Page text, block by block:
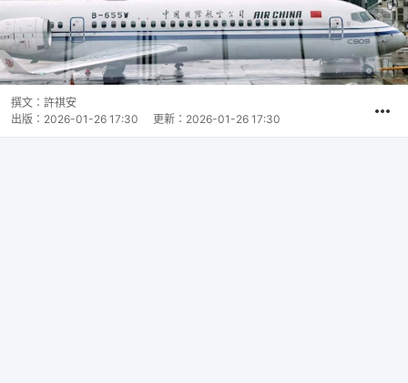
撰文： 許祺安
出版： 2026-01-26 17:30 更新： 2026-01-26 17:30